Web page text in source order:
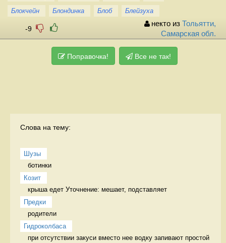
Блокчейн
Блондинка Блоб Блейзуха
-9
некто из Тольятти,
Самарская обл.
Поправочка! Все не так!
Слова на тему:
Шузы
ботинки
Козит
Предки
родители
Гидроколбаса
при отсутствии закуси вместо нее водку запивают простой